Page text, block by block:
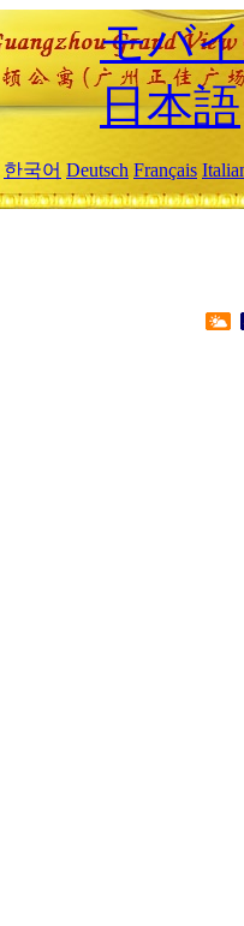
モバ
日本語
한국어 Deutsch Français